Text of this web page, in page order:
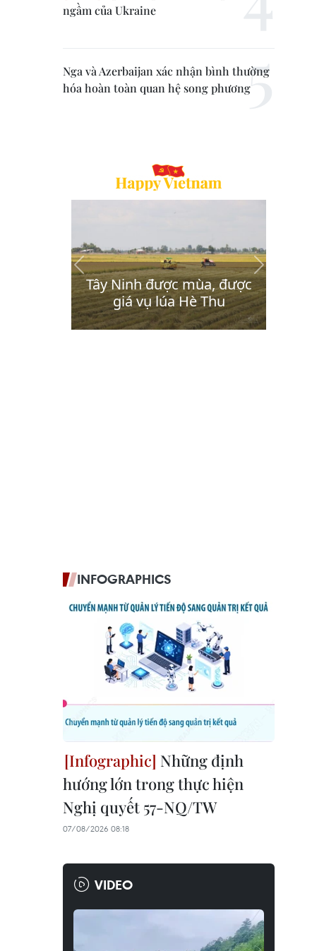
ngầm của Ukraine
Nga và Azerbaijan xác nhận bình thường
hóa hoàn toàn quan hệ song phương
INFOGRAPHICS
Những định
hướng lớn trong thực hiện
Nghị quyết 57-NQ/TW
07/08/2026 08:18
VIDEO